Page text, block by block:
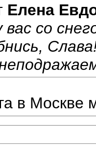
Елена
вас со
в Москве